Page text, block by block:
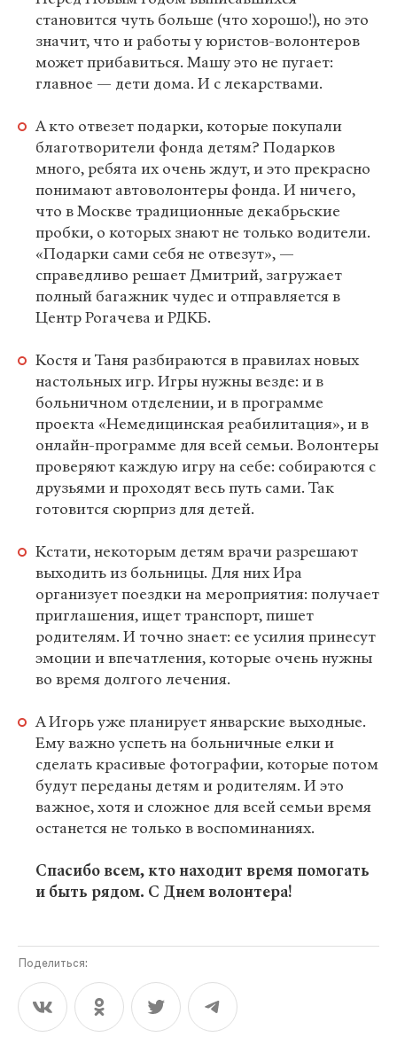
становится чуть больше (что хорошо!), но это
значит, что и работы у юристов-волонтеров
может прибавиться. Машу это не пугает:
главное — дети дома. И с лекарствами.
А кто отвезет подарки, которые покупали
благотворители фонда детям? Подарков
много, ребята их очень ждут, и это прекрасно
понимают автоволонтеры фонда. И ничего,
что в Москве традиционные декабрьские
пробки, о которых знают не только водители.
«Подарки сами себя не отвезут», —
справедливо решает Дмитрий, загружает
полный багажник чудес и отправляется в
Центр Рогачева и РДКБ.
Костя и Таня разбираются в правилах новых
настольных игр. Игры нужны везде: и в
больничном отделении, и в программе
проекта «Немедицинская реабилитация», и в
онлайн-программе для всей семьи. Волонтеры
проверяют каждую игру на себе: собираются с
друзьями и проходят весь путь сами. Так
готовится сюрприз для детей.
Кстати, некоторым детям врачи разрешают
выходить из больницы. Для них Ира
организует поездки на мероприятия: получает
приглашения, ищет транспорт, пишет
родителям. И точно знает: ее усилия принесут
эмоции и впечатления, которые очень нужны
во время долгого лечения.
А Игорь уже планирует январские выходные.
Ему важно успеть на больничные елки и
сделать красивые фотографии, которые потом
будут переданы детям и родителям. И это
важное, хотя и сложное для всей семьи время
останется не только в воспоминаниях.
Спасибо всем, кто находит время помогать
и быть рядом. С Днем волонтера!
Поделиться: